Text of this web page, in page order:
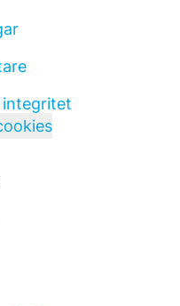
integritet